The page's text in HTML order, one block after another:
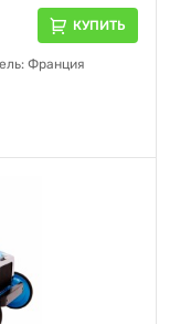
КУПИТЬ
Франция